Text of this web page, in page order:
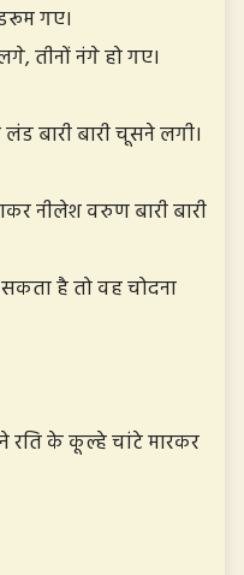
गए।
तीनों नंगे हो गए।
बारी बारी चूसने लगी।
नीलेश वरुण बारी बारी
है तो वह चोदना
रति के कूल्हे चांटे मारकर